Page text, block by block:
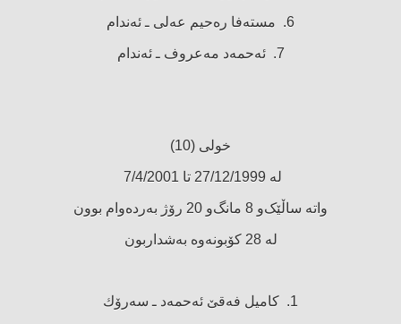
6. مستەفا رەحیم عەلی ـ ئەندام
7. ئەحمەد مەعروف ـ ئەندام
خولی (10)
لە 27/12/1999 تا 7/4/2001
واتە ساڵێک‌و 8 مانگ‌و 20 رۆژ بەردەوام بوون
لە 28 كۆبونەوە بەشداربون
1. كامیل فەقێ‌ ئەحمەد ـ سەرۆك